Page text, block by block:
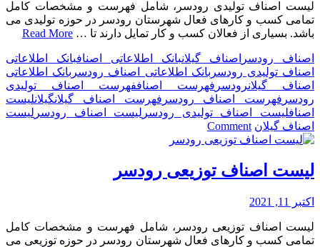
لیست اصناف تولیدی رودسر، شامل فهرست و مشخصات کامل
تمامی کسب و کارهای فعال شهرستان رودسر در حوزه تولیدی می
باشد. بسیاری از فعالان کسب و کار تمایل دارند تا … Read More
اصناف رودسر اصناف گیلانبانک اطلاعاتی اصنافبانک اطلاعاتی
اصناف تولیدی رودسر بانک اطلاعاتی اصناف رودسر بانک اطلاعاتی
اصناف گیلانرودسر فهرست اصناففهرست اصناف تولیدی
رودسر فهرست اصناف رودسر فهرست اصناف گیلانگیلانلیست
اصنافلیست اصناف تولیدی رودسر لیست اصناف رودسر لیست
اصناف گیلان Comment
on
لیست
تولیدی
رودسر
لیست اصناف توزیعی رودسر
اکتبر 11, 2021
لیست اصناف توزیعی رودسر، شامل فهرست و مشخصات کامل
تمامی کسب و کارهای فعال شهرستان رودسر در حوزه توزیعی می